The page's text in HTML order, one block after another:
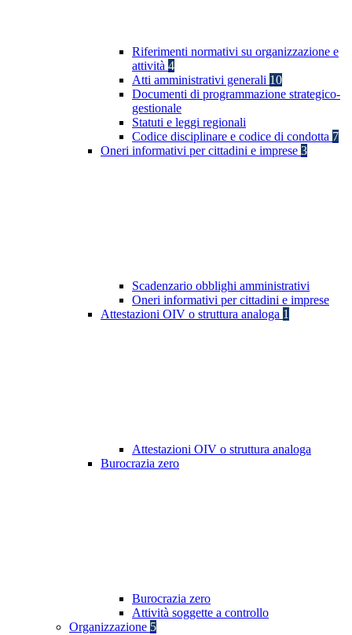
Riferimenti normativi su organizzazione e
attività 4
Atti amministrativi generali 10
Documenti di programmazione strategico-
gestionale
Statuti e leggi regionali
Codice disciplinare e codice di condotta 7
Oneri informativi per cittadini e imprese 3
Scadenzario obblighi amministrativi
Oneri informativi per cittadini e imprese
Attestazioni OIV o struttura analoga 1
Attestazioni OIV o struttura analoga
Burocrazia zero
Burocrazia zero
Attività soggette a controllo
Organizzazione 5